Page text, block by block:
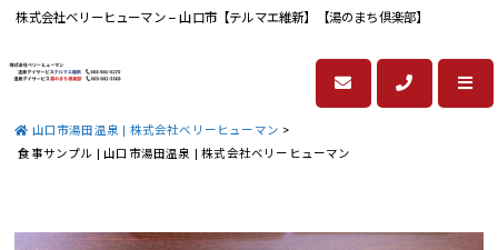
株式会社ベリーヒューマン – 山口市【テルマエ維新】【湯のまち倶楽部】
山口市湯田温泉 | 株式会社ベリーヒューマン >
食事サンプル | 山口市湯田温泉 | 株式会社ベリーヒューマン